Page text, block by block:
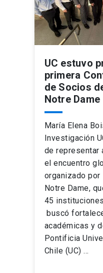
UC estuvo
primera
de Socios
Notre Dame
María Elena
Investigación
de representar
el encuentro
organizado por
Notre Dame,
45
buscó
académicas y
Pontificia
Chile (UC) …